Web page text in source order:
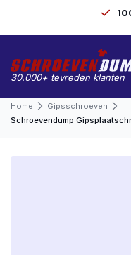
30.000+ tevreden klanten
Home
Gipsschroeven
Schroevendump